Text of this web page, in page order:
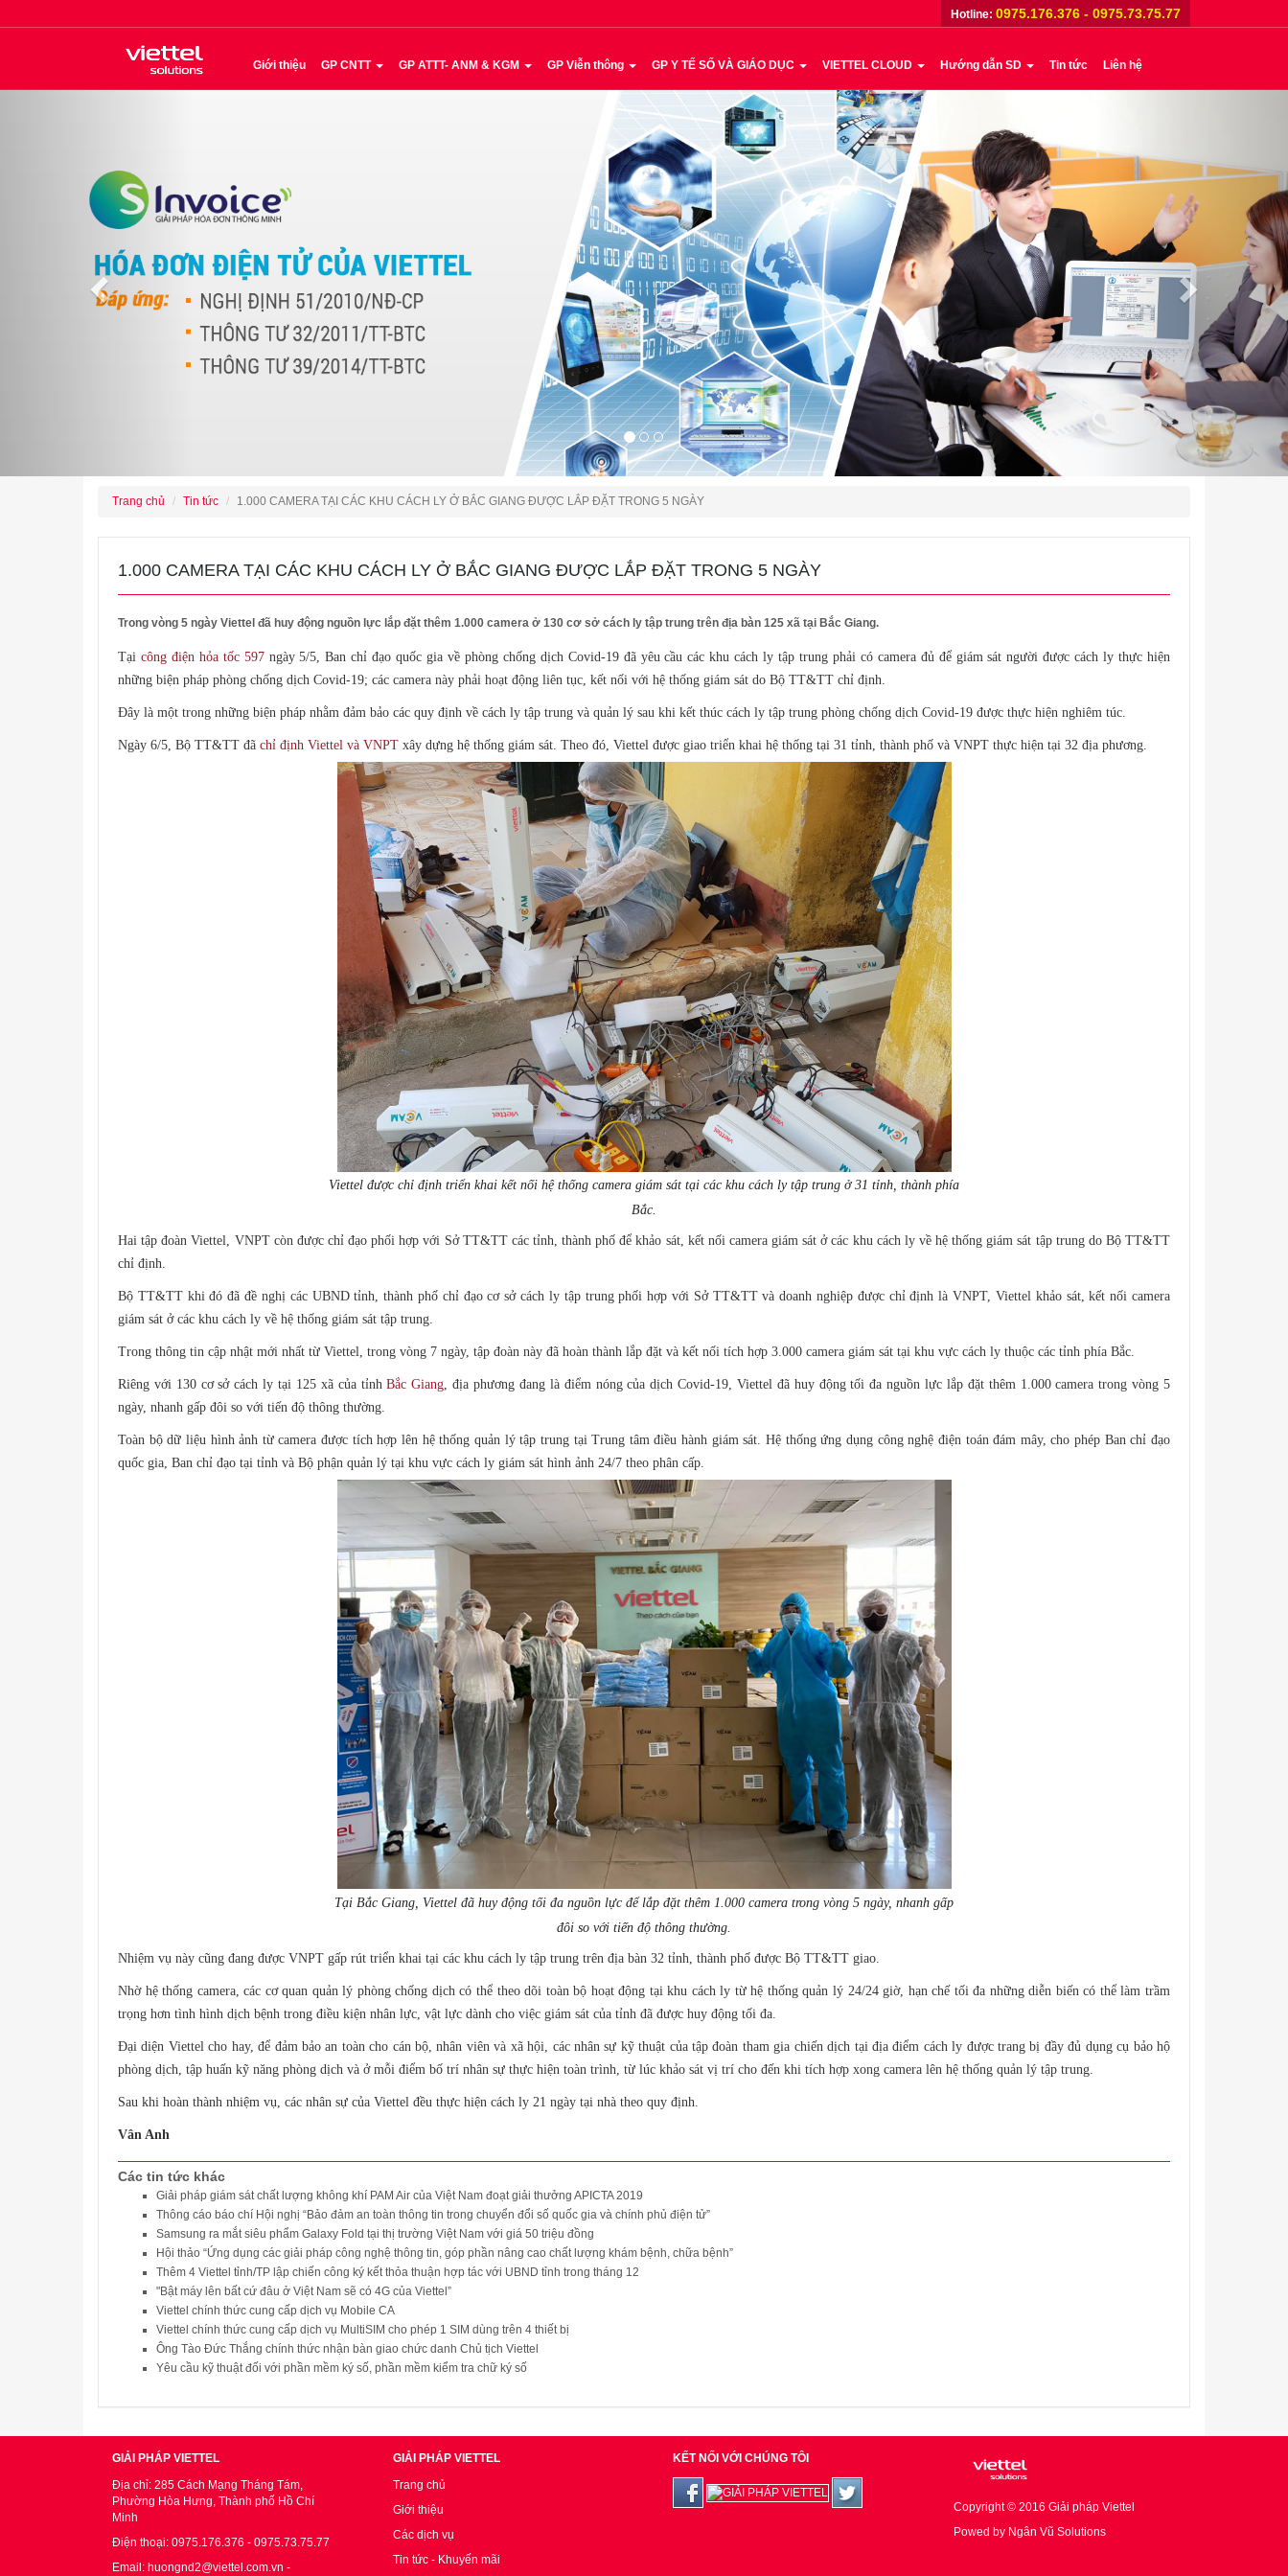
Hotline: 0975.176.376 - 0975.73.75.77
Giới thiệu GP CNTT GP ATTT- ANM & KGM GP Viễn thông GP Y TẾ SỐ VÀ GIÁO DỤC VIETTEL CLOUD Hướng dẫn SD Tin tức Liên hệ
Trang chủ Tin tức 1.000 CAMERA TẠI CÁC KHU CÁCH LY Ở BẮC GIANG ĐƯỢC LẮP ĐẶT TRONG 5 NGÀY
1.000 CAMERA TẠI CÁC KHU CÁCH LY Ở BẮC GIANG ĐƯỢC LẮP ĐẶT TRONG 5 NGÀY
Trong vòng 5 ngày Viettel đã huy động nguồn lực lắp đặt thêm 1.000 camera ở 130 cơ sở cách ly tập trung trên địa bàn 125 xã tại Bắc Giang.
Tại công điện hỏa tốc 597ngày 5/5, Ban chỉ đạo quốc gia về phòng chống dịch Covid-19 đã yêu cầu các khu cách ly tập trung phải có camera đủ để giám sát người được cách ly thực hiện
những biện pháp phòng chống dịch Covid-19; các camera này phải hoạt động liên tục, kết nối với hệ thống giám sát do Bộ TT&TT chỉ định.
Đây là một trong những biện pháp nhằm đảm bảo các quy định về cách ly tập trung và quản lý sau khi kết thúc cách ly tập trung phòng chống dịch Covid-19 được thực hiện nghiêm túc.
Ngày 6/5, Bộ TT&TT đã chỉ định Viettel và VNPT xây dựng hệ thống giám sát. Theo đó, Viettel được giao triển khai hệ thống tại 31 tỉnh, thành phố và VNPT thực hiện tại 32 địa phương.
Viettel được chỉ định triển khai kết nối hệ thống camera giám sát tại các khu cách ly tập trung ở 31 tỉnh, thành phía
Bắc.
Hai tập đoàn Viettel, VNPT còn được chỉ đạo phối hợp với Sở TT&TT các tỉnh, thành phố để khảo sát, kết nối camera giám sát ở các khu cách ly về hệ thống giám sát tập trung do Bộ TT&TT
chỉ định.
Bộ TT&TT khi đó đã đề nghị các UBND tỉnh, thành phố chỉ đạo cơ sở cách ly tập trung phối hợp với Sở TT&TT và doanh nghiệp được chỉ định là VNPT, Viettel khảo sát, kết nối camera
giám sát ở các khu cách ly về hệ thống giám sát tập trung.
Trong thông tin cập nhật mới nhất từ Viettel, trong vòng 7 ngày, tập đoàn này đã hoàn thành lắp đặt và kết nối tích hợp 3.000 camera giám sát tại khu vực cách ly thuộc các tỉnh phía Bắc.
Riêng với 130 cơ sở cách ly tại 125 xã của tỉnhBắc Giang , địa phương đang là điểm nóng của dịch Covid-19, Viettel đã huy động tối đa nguồn lực lắp đặt thêm 1.000 camera trong vòng 5
ngày, nhanh gấp đôi so với tiến độ thông thường.
Toàn bộ dữ liệu hình ảnh từ camera được tích hợp lên hệ thống quản lý tập trung tại Trung tâm điều hành giám sát. Hệ thống ứng dụng công nghệ điện toán đám mây, cho phép Ban chỉ đạo
quốc gia, Ban chỉ đạo tại tỉnh và Bộ phận quản lý tại khu vực cách ly giám sát hình ảnh 24/7 theo phân cấp.
Tại Bắc Giang, Viettel đã huy động tối đa nguồn lực để lắp đặt thêm 1.000 camera trong vòng 5 ngày, nhanh gấp
đôi so với tiến độ thông thường.
Nhiệm vụ này cũng đang được VNPT gấp rút triển khai tại các khu cách ly tập trung trên địa bàn 32 tỉnh, thành phố được Bộ TT&TT giao.
Nhờ hệ thống camera, các cơ quan quản lý phòng chống dịch có thể theo dõi toàn bộ hoạt động tại khu cách ly từ hệ thống quản lý 24/24 giờ, hạn chế tối đa những diễn biến có thể làm trầm
trọng hơn tình hình dịch bệnh trong điều kiện nhân lực, vật lực dành cho việc giám sát của tỉnh đã được huy động tối đa.
Đại diện Viettel cho hay, để đảm bảo an toàn cho cán bộ, nhân viên và xã hội, các nhân sự kỹ thuật của tập đoàn tham gia chiến dịch tại địa điểm cách ly được trang bị đầy đủ dụng cụ bảo hộ
phòng dịch, tập huấn kỹ năng phòng dịch và ở mỗi điểm bố trí nhân sự thực hiện toàn trình, từ lúc khảo sát vị trí cho đến khi tích hợp xong camera lên hệ thống quản lý tập trung.
Sau khi hoàn thành nhiệm vụ, các nhân sự của Viettel đều thực hiện cách ly 21 ngày tại nhà theo quy định.
Vân Anh
Các tin tức khác
Giải pháp giám sát chất lượng không khí PAM Air của Việt Nam đoạt giải thưởng APICTA 2019
Thông cáo báo chí Hội nghị “Bảo đảm an toàn thông tin trong chuyển đổi số quốc gia và chính phủ điện tử”
Samsung ra mắt siêu phẩm Galaxy Fold tại thị trường Việt Nam với giá 50 triệu đồng
Hội thảo “Ứng dụng các giải pháp công nghệ thông tin, góp phần nâng cao chất lượng khám bệnh, chữa bệnh”
Thêm 4 Viettel tỉnh/TP lập chiến công ký kết thỏa thuận hợp tác với UBND tỉnh trong tháng 12
"Bật máy lên bất cứ đâu ở Việt Nam sẽ có 4G của Viettel”
Viettel chính thức cung cấp dịch vụ Mobile CA
Viettel chính thức cung cấp dịch vụ MultiSIM cho phép 1 SIM dùng trên 4 thiết bị
Ông Tào Đức Thắng chính thức nhận bàn giao chức danh Chủ tịch Viettel
Yêu cầu kỹ thuật đối với phần mềm ký số, phần mềm kiểm tra chữ ký số
GIẢI PHÁP VIETTEL
Địa chỉ: 285 Cách Mạng Tháng Tám,
Phường Hòa Hưng, Thành phố Hồ Chí
Minh
Điện thoại: 0975.176.376 - 0975.73.75.77
Email: huongnd2@viettel.com.vn -
GIẢI PHÁP VIETTEL
Trang chủ
Giới thiệu
Các dịch vụ
Tin tức - Khuyến mãi
KẾT NỐI VỚI CHÚNG TÔI
Copyright © 2016 Giải pháp Viettel
Powed by Ngân Vũ Solutions